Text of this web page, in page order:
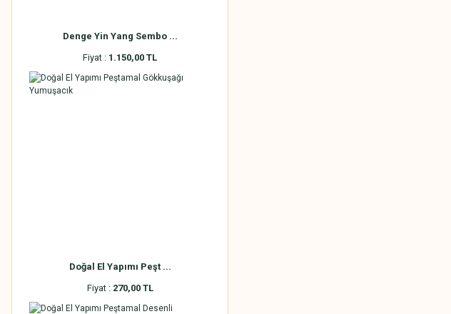
Denge Yin Yang Sembo ...
Fiyat : 1.150,00 TL
Doğal El Yapımı Peşt ...
Fiyat : 270,00 TL